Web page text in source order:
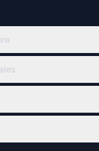
de Género